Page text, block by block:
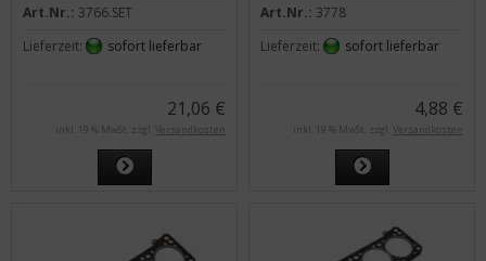
Art.Nr.: 3766.SET
Lieferzeit:
sofort lieferbar
21,06 €
inkl. 19 % MwSt. zzgl. Versandkosten
Art.Nr.: 3778
Lieferzeit:
sofort lieferbar
4,88 €
inkl. 19 % MwSt. zzgl. Versandkosten